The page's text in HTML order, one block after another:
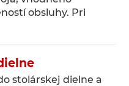
obsluhy. Pri
stolárskej dielne a